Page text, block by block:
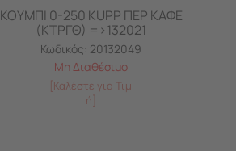
ΚΟΥΜΠΙ 0-250 KUPP ΠΕΡ ΚΑΦΕ
(ΚΤΡΓΘ) =>132021
Κωδικός: 20132049
Μη Διαθέσιμο
[Καλέστε για Τιμ
ή]